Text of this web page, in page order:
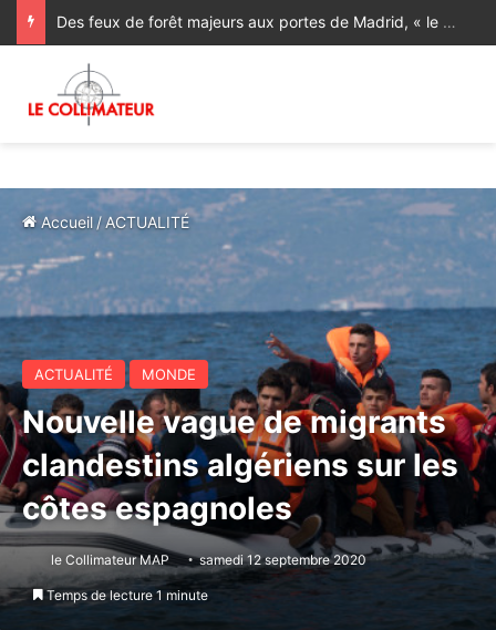
Des feux de forêt majeurs aux portes de Madrid, « le pire incendie de l’histoire de la région » [Vidéos]
Accueil / ACTUALITÉ
ACTUALITÉ MONDE
Nouvelle vague de migrants
clandestins algériens sur les
côtes espagnoles
le Collimateur MAP samedi 12 septembre 2020
Temps de lecture 1 minute